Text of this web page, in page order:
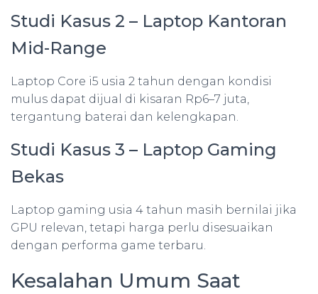
Studi Kasus 2 – Laptop Kantoran
Mid-Range
Laptop Core i5 usia 2 tahun dengan kondisi
mulus dapat dijual di kisaran Rp6–7 juta,
tergantung baterai dan kelengkapan.
Studi Kasus 3 – Laptop Gaming
Bekas
Laptop gaming usia 4 tahun masih bernilai jika
GPU relevan, tetapi harga perlu disesuaikan
dengan performa game terbaru.
Kesalahan Umum Saat